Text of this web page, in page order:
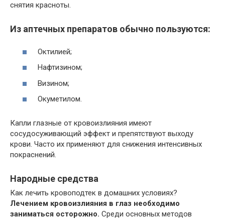
снятия красноты.
Из аптечных препаратов обычно пользуются:
Октилией;
Нафтизином;
Визином;
Окуметилом.
Капли глазные от кровоизлияния имеют
сосудосуживающий эффект и препятствуют выходу
крови. Часто их применяют для снижения интенсивных
покраснений.
Народные средства
Как лечить кровоподтек в домашних условиях?
Лечением кровоизлияния в глаз необходимо
заниматься осторожно. Среди основных методов